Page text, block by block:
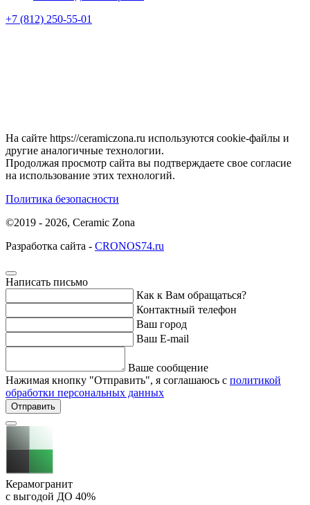
+7 (812) 250-55-01
На сайте https://ceramiczona.ru используются coоkie-файлы и
другие аналогичные технологии.
Продолжая просмотр сайта вы подтверждаете свое согласие
на использование этих технологий.
Политика безопасности
©2019 - 2026, Ceramic Zona
Разработка сайта - CRONOS74.ru
Написать письмо
Как к Вам обращаться?
Контактный телефон
Ваш город
Ваш E-mail
Ваше сообщение
Нажимая кнопку "Отправить", я соглашаюсь с политикой
обработки персональных данных
Отправить
Керамогранит
с выгодой ДО 40%